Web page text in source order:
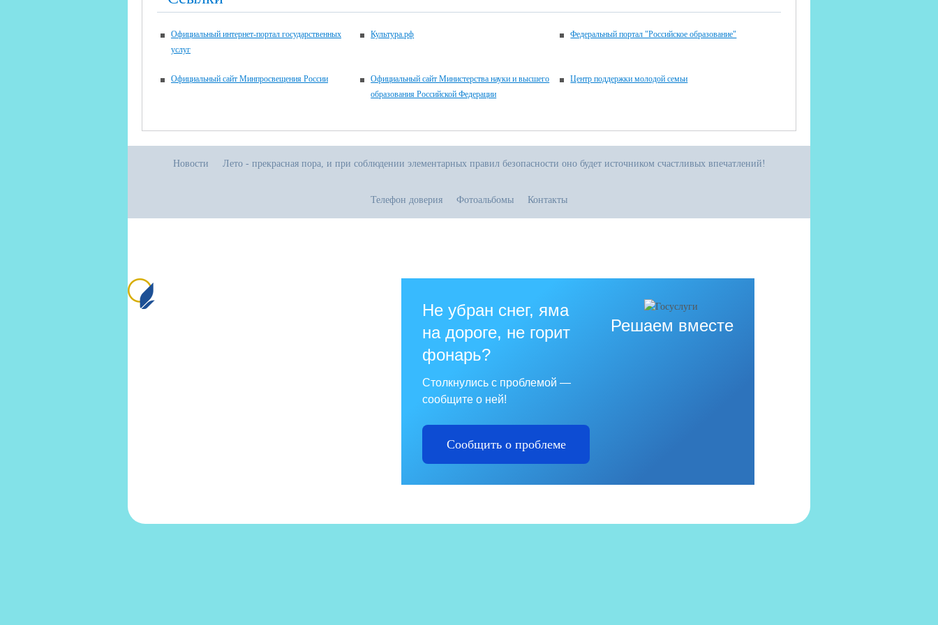
Официальный интернет-портал государственных
услуг
Культура.рф Федеральный портал "Российское образование"
Официальный сайт Минпросвещения России
Официальный сайт Министерства науки и высшего
образования Российской Федерации
Центр поддержки молодой семьи
Новости Лето - прекрасная пора, и при соблюдении элементарных правил безопасности оно будет источником счастливых впечатлений!
Телефон доверия Фотоальбомы Контакты
Решаем вместе
Не убран снег, яма
на дороге, не горит
фонарь?
Столкнулись с проблемой —
сообщите о ней!
Сообщить о проблеме